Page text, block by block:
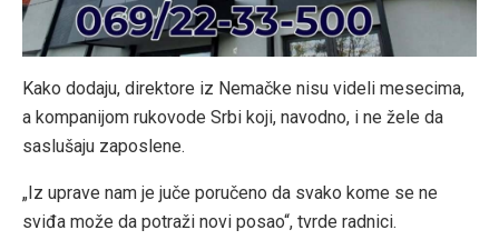
Kako dodaju, direktore iz Nemačke nisu videli mesecima,
a kompanijom rukovode Srbi koji, navodno, i ne žele da
saslušaju zaposlene.
„Iz uprave nam je juče poručeno da svako kome se ne
sviđa može da potraži novi posao“, tvrde radnici.